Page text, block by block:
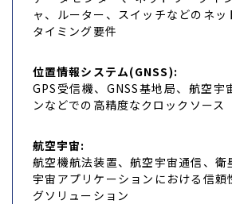
ャ、ルーター、スイッチなどのネッ
タイミング要件
位置情報システム(GNSS):
GPS受信機、GNSS基地局、航空宇
ンなどでの高精度なクロックソース
航空宇宙:
航空機航法装置、航空宇宙通信、衛
宇宙アプリケーションにおける信頼
グソリューション